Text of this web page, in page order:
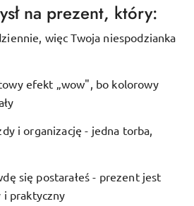
na prezent, który:
więc Twoja niespodzianka
efekt „wow", bo kolorowy
i organizację - jedna torba,
się postarałeś - prezent jest
i praktyczny